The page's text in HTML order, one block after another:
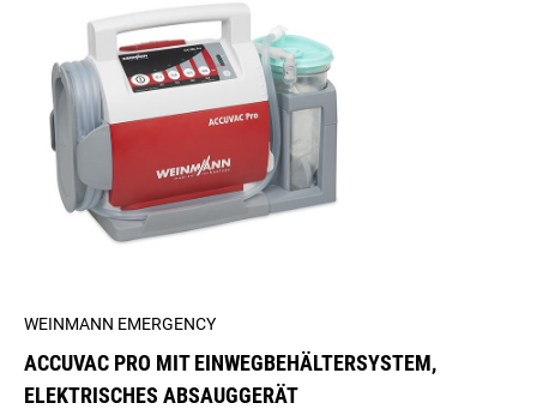
WEINMANN EMERGENCY
ACCUVAC PRO MIT EINWEGBEHÄLTERSYSTEM,
ELEKTRISCHES ABSAUGGERÄT